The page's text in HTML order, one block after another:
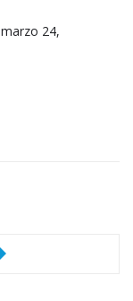
marzo 24,